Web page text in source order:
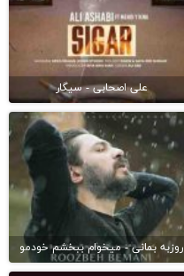
علی اصحابی - سیگار
روزبه بمانی - میخوام ببخشم خودمو